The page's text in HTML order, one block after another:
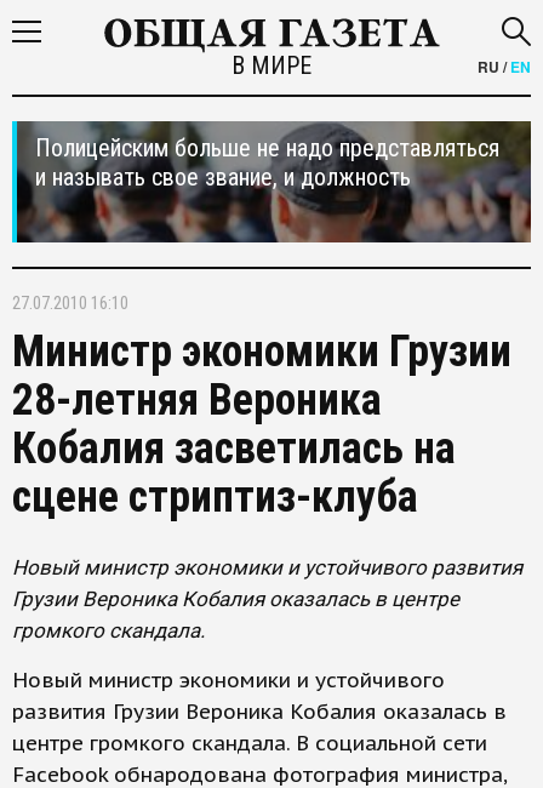
В МИРЕ RU /EN
Полицейским больше не надо представляться
и называть свое звание, и должность
27.07.2010 16:10
Министр экономики Грузии
28-летняя Вероника
Кобалия засветилась на
сцене стриптиз-клуба
Новый министр экономики и устойчивого развития
Грузии Вероника Кобалия оказалась в центре
громкого скандала.
Новый министр экономики и устойчивого
развития Грузии Вероника Кобалия оказалась в
центре громкого скандала. В социальной сети
Facebook обнародована фотография министра,